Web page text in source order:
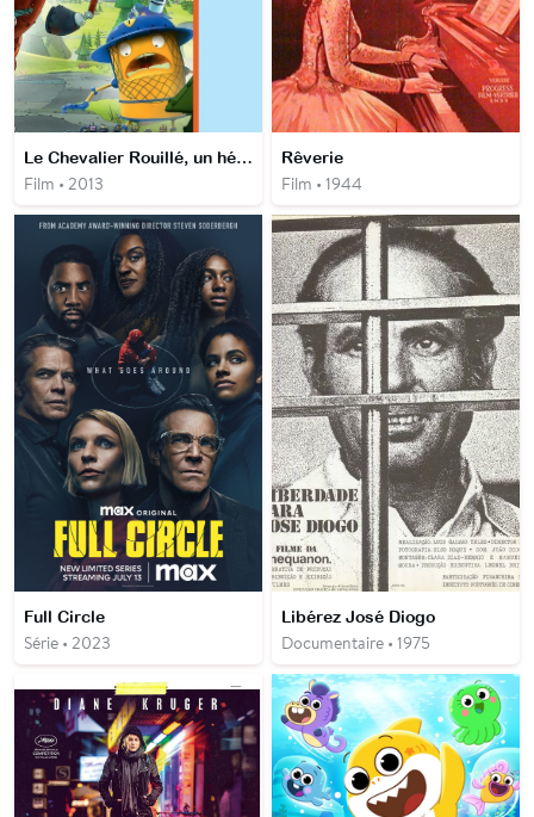
Le Chevalier Rouillé, un héros au grand coeur
Film • 2013
Rêverie
Film • 1944
Full Circle
Série • 2023
Libérez José Diogo
Documentaire • 1975